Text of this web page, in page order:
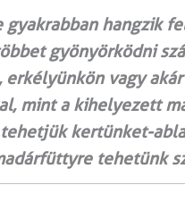
hangzik
gyönyörködni
vagy
mint a kihelyezett
kertünket-
tehetünk